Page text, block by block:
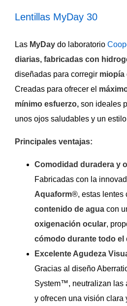
Lentillas MyDay 30
Las MyDay do laboratorio
diarias, fabricadas con
diseñadas para corregir miopía
Creadas para ofrecer el
mínimo esfuerzo, son ideales
unos ojos saludables y un
Principales ventajas:
Comodidad duradera y
Fabricadas con la
Aquaform®, estas lentes
contenido de agua con
oxigenación ocular,
cómodo durante todo el
Excelente Agudeza
Gracias al diseño
System™, neutralizan las
y ofrecen una visión clara